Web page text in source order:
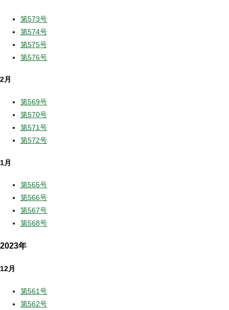
第573号
第574号
第575号
第576号
2月
第569号
第570号
第571号
第572号
1月
第565号
第566号
第567号
第568号
2023年
12月
第561号
第562号